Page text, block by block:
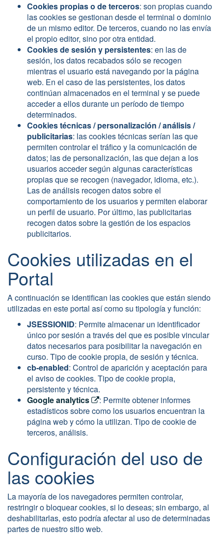
Cookies propias o de terceros: son propias cuando
las cookies se gestionan desde el terminal o dominio
de un mismo editor. De terceros, cuando no las envía
el propio editor, sino por otra entidad.
Cookies de sesión y persistentes: en las de
sesión, los datos recabados sólo se recogen
mientras el usuario está navegando por la página
web. En el caso de las persistentes, los datos
continúan almacenados en el terminal y se puede
acceder a ellos durante un período de tiempo
determinados.
Cookies técnicas / personalización / análisis /
publicitarias: las cookies técnicas serían las que
permiten controlar el tráfico y la comunicación de
datos; las de personalización, las que dejan a los
usuarios acceder según algunas características
propias que se recogen (navegador, idioma, etc.).
Las de análisis recogen datos sobre el
comportamiento de los usuarios y permiten elaborar
un perfil de usuario. Por último, las publicitarias
recogen datos sobre la gestión de los espacios
publicitarios.
Cookies utilizadas en el
Portal
A continuación se identifican las cookies que están siendo
utilizadas en este portal así como su tipología y función:
JSESSIONID: Permite almacenar un identificador
único por sesión a través del que es posible vincular
datos necesarios para posibilitar la navegación en
curso. Tipo de cookie propia, de sesión y técnica.
cb-enabled: Control de aparición y aceptación para
el aviso de cookies. Tipo de cookie propia,
persistente y técnica.
Google analytics
: Permite obtener informes
estadísticos sobre como los usuarios encuentran la
página web y cómo la utilizan. Tipo de cookie de
terceros, análisis.
Configuración del uso de
las cookies
La mayoría de los navegadores permiten controlar,
restringir o bloquear cookies, si lo deseas; sin embargo, al
deshabilitarlas, esto podría afectar al uso de determinadas
partes de nuestro sitio web.